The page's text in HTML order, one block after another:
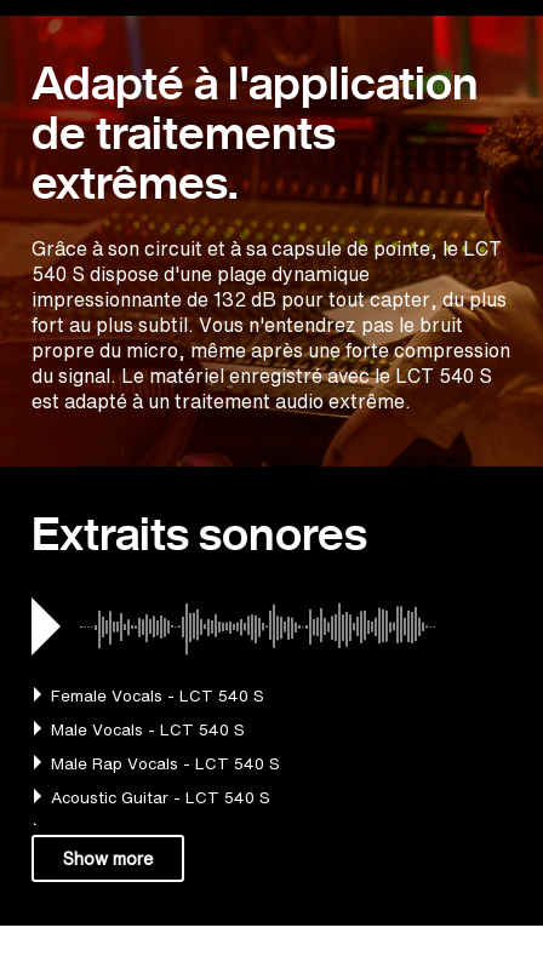
Adapté à l'application
de traitements
extrêmes.
Grâce à son circuit et à sa capsule de pointe, le LCT
540 S dispose d'une plage dynamique
impressionnante de 132 dB pour tout capter, du plus
fort au plus subtil. Vous n'entendrez pas le bruit
propre du micro, même après une forte compression
du signal. Le matériel enregistré avec le LCT 540 S
est adapté à un traitement audio extrême.
Extraits sonores